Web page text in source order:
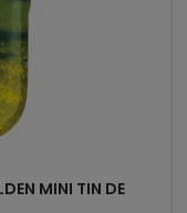
MINI TIN DE